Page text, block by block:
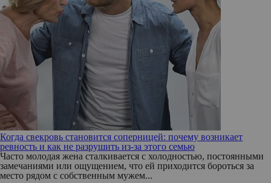
Когда свекровь становится соперницей: почему возникает
ревность и как не разрушить из-за этого семью
Часто молодая жена сталкивается с холодностью, постоянными
замечаниями или ощущением, что ей приходится бороться за
место рядом с собственным мужем...